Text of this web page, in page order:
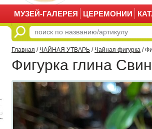
МУЗЕЙ-ГАЛЕРЕЯ ЦЕРЕМОНИИ
Главная / ЧАЙНАЯ УТВАРЬ / Чайная фигурка /
Фигурка глина